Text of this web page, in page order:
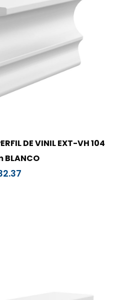
DE VINIL EXT-VH 104
BLANCO